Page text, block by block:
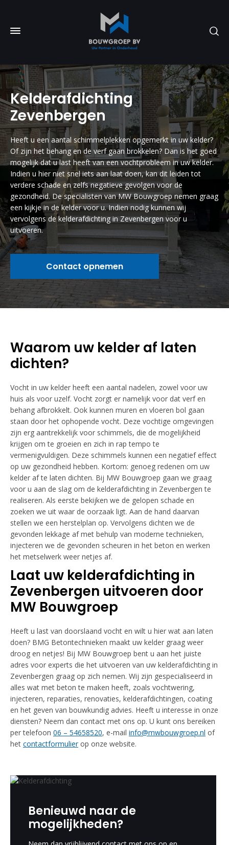
Kelderafdichting
Zevenbergen
Heeft u een aantal schimmelplekken opgemerkt in uw kelder?
Of zijn het behang en de verf gaan brokkelen? Dan is het goed
mogelijk dat u last heeft van een vochtprobleem in uw kelder.
Indien u hier niet snel iets aan laat doen, kan dit leiden tot
verdere schade en zelfs negatieve gevolgen voor de
gezondheid. De specialisten van MW Bouwgroep nemen graag
een kijkje in de kelder voor u. Indien nodig kunnen wij
vervolgens de kelderafdichting in Zevenbergen voor u
uitvoeren.
Contact opnemen
Waarom uw kelder af laten
dichten?
Vocht in uw kelder heeft een aantal nadelen, zowel voor uw
huis als voor uzelf. Vocht zorgt er namelijk voor dat verf en
behang afbrokkelt. Ook kunnen muren en vloeren bol gaan
staan door het ophopende vocht. Deze vochtige omgevingen
zijn erg aantrekkelijk voor schimmels, die de mogelijkheid
krijgen om te groeien en zich in rap tempo te
vermenigvuldigen. Deze schimmels kunnen een negatief effect
op uw gezondheid hebben. Kortom: genoeg redenen om uw
kelder af te laten dichten. Bij MW Bouwgroep gaan we graag
voor u aan de slag om de kelderafdichting in Zevenbergen te
realiseren. Als eerste bekijken we de gelopen schade en
zoeken we uit waar de oorzaak ligt. Aan de hand daarvan
stellen we een herstelplan op. Vervolgens dichten we de
gevonden lekkage af met behulp van moderne technieken,
injecteren we de gevonden scheuren in het beton en werken
het metselwerk weer netjes af.
Laat uw kelderafdichting in
Zevenbergen uitvoeren door
MW Bouwgroep
Heeft u last van doorslaand vocht en wilt u hier wat aan laten
doen? BMG Betontechnieken maakt uw kelder graag weer
droog en netjes! Bij MW Bouwgroep bent u aan het juiste
adres voor experts die het uitvoeren van uw kelderafdichting in
Zevenbergen graag op zich nemen. Wij zijn gespecialiseerd in
alles wat met beton te maken heeft, zoals vochtwering,
injecteren, reparaties, renovaties, kelderafdichtingen, coating
en het geven van bouwkundig advies. Heeft u interesse in onze
diensten? Neem dan contact met ons op. U kunt ons bereiken
per telefoon 06 – 54658520, e-mail info@mwbouwgroep.nl of
het contactformulierop onze website.
Benieuwd naar de
mogelijkheden?